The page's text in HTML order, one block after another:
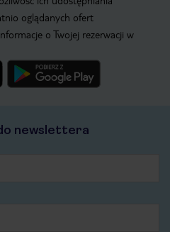
oglądanych ofert
o Twojej rezerwacji w
newslettera